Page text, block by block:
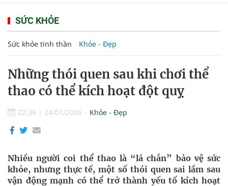
SỨC KHỎE
Sức khỏe tinh thần Khỏe - Đẹp
Những thói quen sau khi chơi thể
thao có thể kích hoạt đột quỵ
22:36 | 24/01/2026 Khỏe - Đẹp
Nhiều người coi thể thao là “lá chắn” bảo vệ sức
khỏe, nhưng thực tế, một số thói quen sai lầm sau
vận động mạnh có thể trở thành yếu tố kích hoạt